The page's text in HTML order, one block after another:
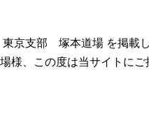
京支部 塚本道場 を掲載し
、この度は当サイトにご